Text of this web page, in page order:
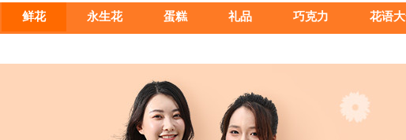
鲜花 永生花 蛋糕 礼品 巧克力 花语